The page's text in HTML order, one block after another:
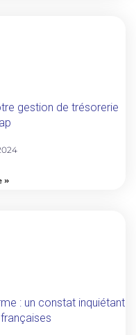
gestion de trésorerie
»
: un constat inquiétant